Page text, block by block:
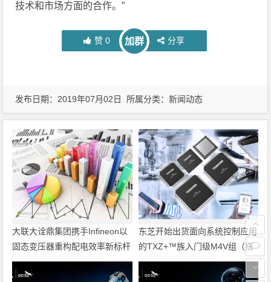
技术和市场方面的合作。”
赞 0 加群 分享
发布日期：2019年07月02日 所属分类：新闻动态
大联大诠鼎集团携手Infineon以
固态变压器重构配电效率新标杆
东芝开始出货面向系统控制应用
的TXZ+™族入门级M4V组（搭
载Arm Cortex‑M4内核的标准微
控制器）工程样品